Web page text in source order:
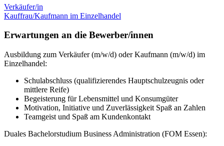
Verkäufer/in
Kauffrau/Kaufmann im Einzelhandel
Erwartungen an die Bewerber/innen
Ausbildung zum Verkäufer (m/w/d) oder Kaufmann (m/w/d) im
Einzelhandel:
Schulabschluss (qualifizierendes Hauptschulzeugnis oder
mittlere Reife)
Begeisterung für Lebensmittel und Konsumgüter
Motivation, Initiative und Zuverlässigkeit Spaß an Zahlen
Teamgeist und Spaß am Kundenkontakt
Duales Bachelorstudium Business Administration (FOM Essen):